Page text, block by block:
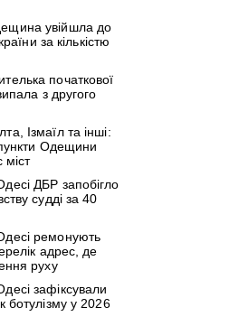
увійшла до
за кількістю
початкової
з другого
Ізмаїл та інші:
Одещини
міст
ДБР запобігло
судді за 40
ремонують
адрес, де
руху
зафіксували
ботулізму у 2026